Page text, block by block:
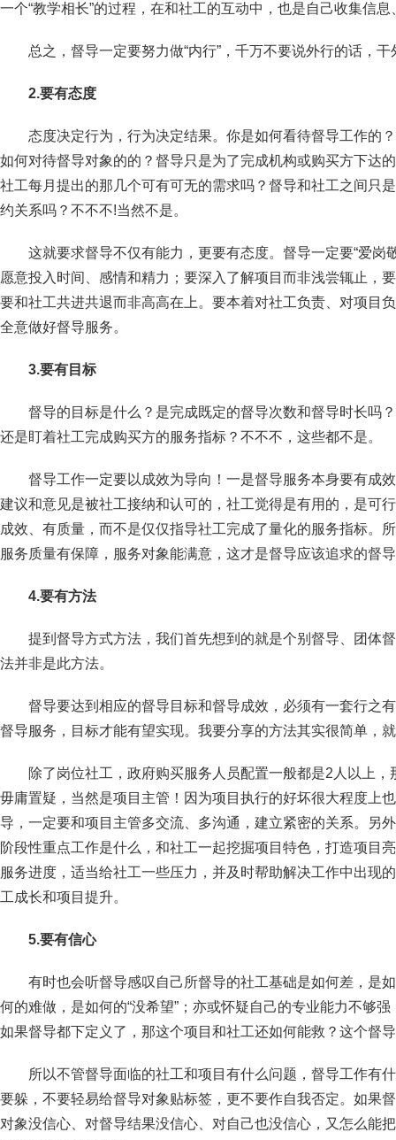
一个“教学相长”的过程，在和社工的互动中，也是自己收集信
总之，督导一定要努力做“内行”，千万不要说外行的话，
2.要有态度
态度决定行为，行为决定结果。你是如何看待督导工作的
如何对待督导对象的的？督导只是为了完成机构或购买方下达
社工每月提出的那几个可有可无的需求吗？督导和社工之间只
约关系吗？不不不!当然不是。
这就要求督导不仅有能力，更要有态度。督导一定要“爱岗
愿意投入时间、感情和精力；要深入了解项目而非浅尝辄止，
要和社工共进共退而非高高在上。要本着对社工负责、对项目
全意做好督导服务。
3.要有目标
督导的目标是什么？是完成既定的督导次数和督导时长吗
还是盯着社工完成购买方的服务指标？不不不，这些都不是。
督导工作一定要以成效为导向！一是督导服务本身要有成
建议和意见是被社工接纳和认可的，社工觉得是有用的，是可
成效、有质量，而不是仅仅指导社工完成了量化的服务指标。
服务质量有保障，服务对象能满意，这才是督导应该追求的督
4.要有方法
提到督导方式方法，我们首先想到的就是个别督导、团体
法并非是此方法。
督导要达到相应的督导目标和督导成效，必须有一套行之
督导服务，目标才能有望实现。我要分享的方法其实很简单，
除了岗位社工，政府购买服务人员配置一般都是2人以上
毋庸置疑，当然是项目主管！因为项目执行的好坏很大程度上
导，一定要和项目主管多交流、多沟通，建立紧密的关系。另
阶段性重点工作是什么，和社工一起挖掘项目特色，打造项目
服务进度，适当给社工一些压力，并及时帮助解决工作中出现
工成长和项目提升。
5.要有信心
有时也会听督导感叹自己所督导的社工基础是如何差，是
何的难做，是如何的“没希望”；亦或怀疑自己的专业能力不够
如果督导都下定义了，那这个项目和社工还如何能救？这个督
所以不管督导面临的社工和项目有什么问题，督导工作有
要躲，不要轻易给督导对象贴标签，更不要作自我否定。如
对象没信心、对督导结果没信心、对自己也没信心，又怎么能